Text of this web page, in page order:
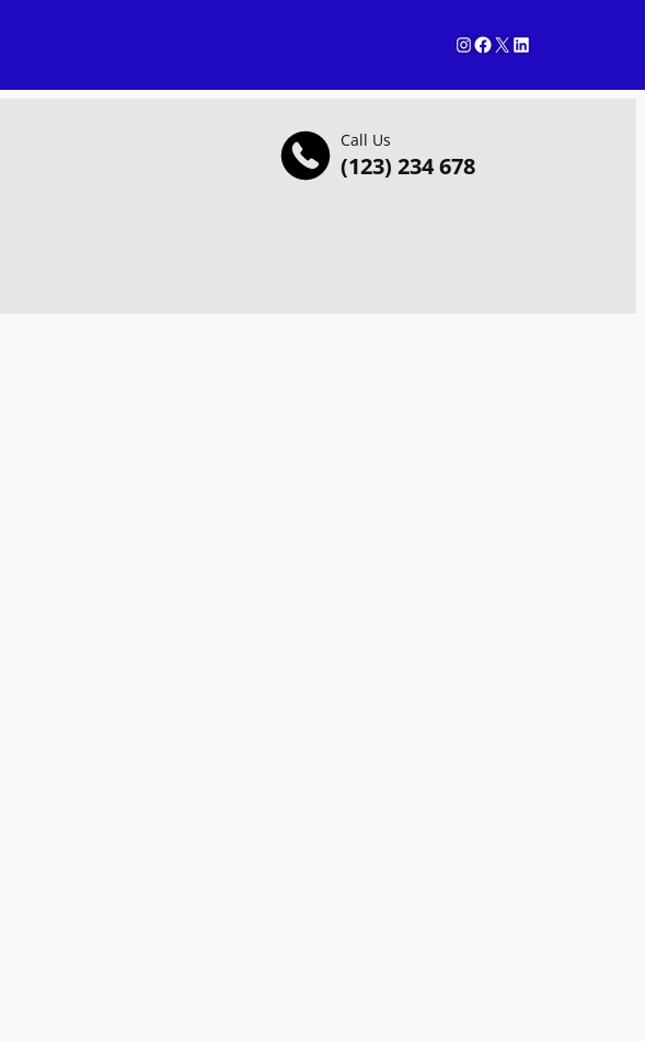
Call Us
(123) 234 678
InstagramFacebook X LinkedIn